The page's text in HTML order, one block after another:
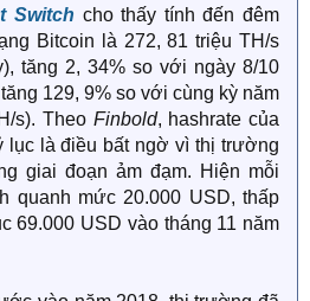
Switch cho thấy tính đến đêm
Bitcoin là 272, 81 triệu TH/s
tăng 2, 34% so với ngày 8/10
129, 9% so với cùng kỳ năm
s). Theo Finbold, hashrate của
lục là điều bất ngờ vì thị trường
giai đoạn ảm đạm. Hiện mỗi
quanh mức 20.000 USD, thấp
69.000 USD vào tháng 11 năm